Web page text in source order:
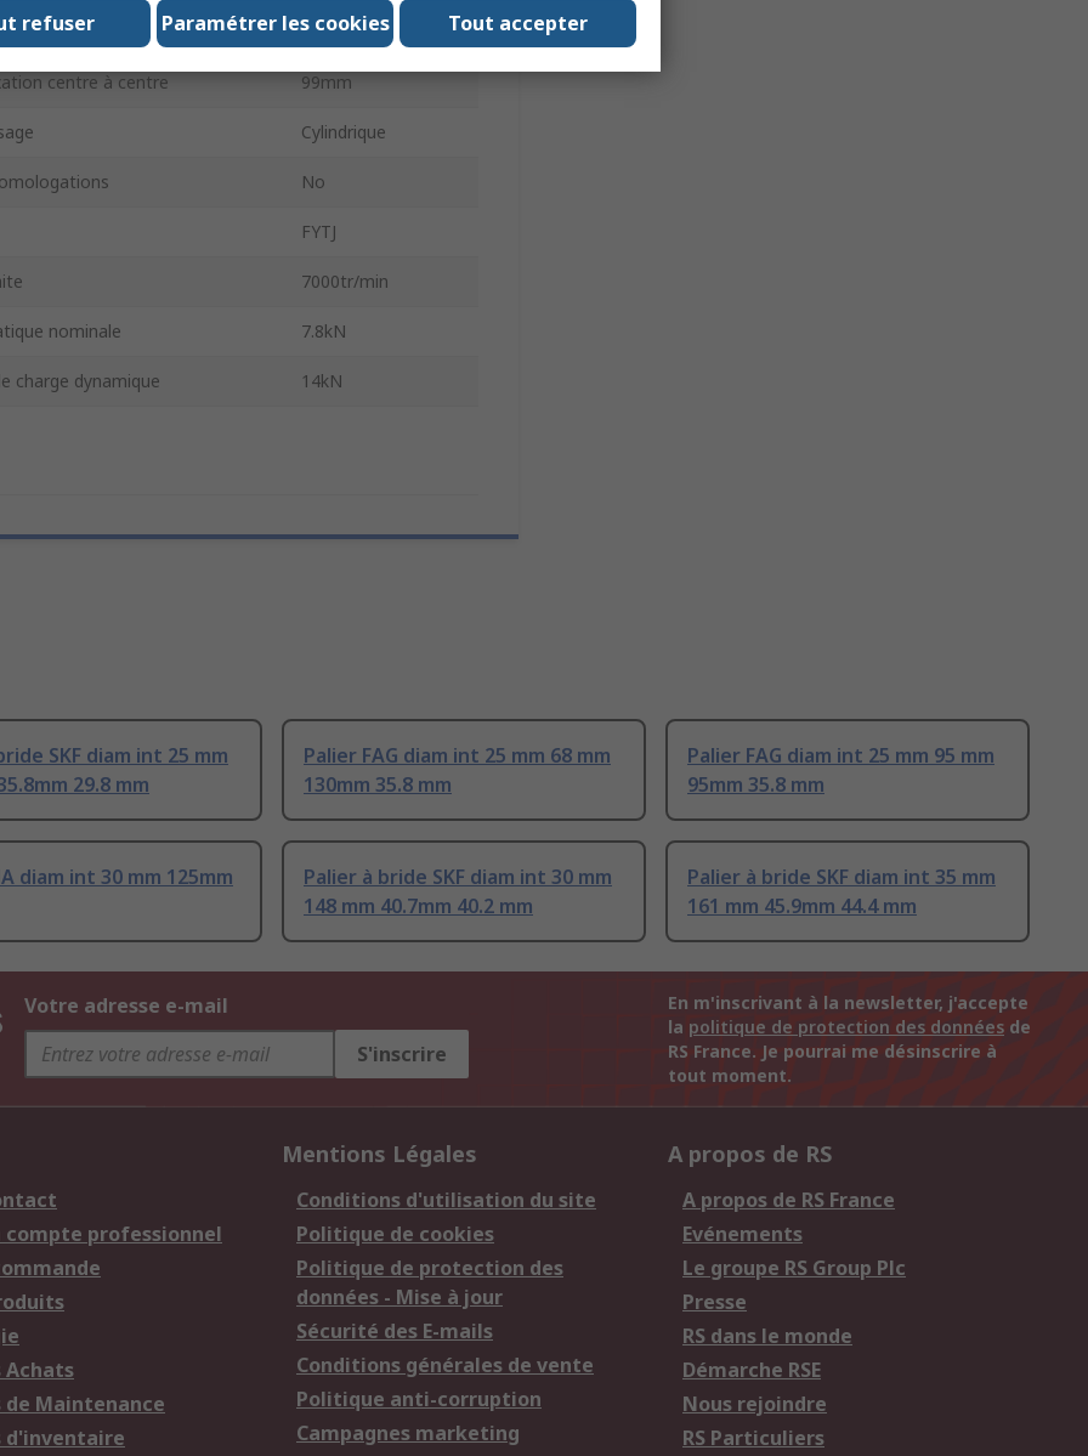
Ouvert
centre à centre 99mm
Cylindrique
No
FYTJ
7000tr/min
nominale 7.8kN
charge dynamique 14kN
SKF diam int 25 mm
29.8 mm
Palier FAG diam int 25 mm 68 mm
130mm 35.8 mm
Palier FAG diam int 25 mm 95 mm
95mm 35.8 mm
diam int 30 mm 125mm
Palier à bride SKF diam int 30 mm
148 mm 40.7mm 40.2 mm
Palier à bride SKF diam int 35 mm
161 mm 45.9mm 44.4 mm
Votre adresse e-mail
S'inscrire
En m'inscrivant à la newsletter, j'accepte
la politique de protection des données de
RS France. Je pourrai me désinscrire à
tout moment.
compte professionnel
Achats
de Maintenance
d'inventaire
Mentions Légales
Conditions d'utilisation du site
Politique de cookies
Politique de protection des
données - Mise à jour
Sécurité des E-mails
Conditions générales de vente
Politique anti-corruption
Campagnes marketing
A propos de RS
A propos de RS France
Evénements
Le groupe RS Group Plc
Presse
RS dans le monde
Démarche RSE
Nous rejoindre
RS Particuliers
Tout accepter
Paramétrer les cookies
refuser